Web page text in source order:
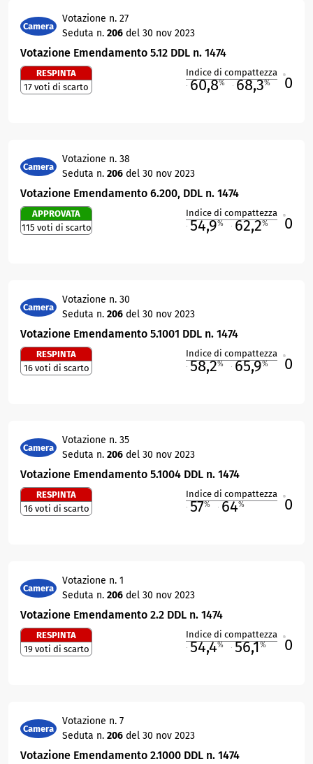
Camera
Votazione n. 27
Seduta n. 206 del 30 nov 2023
Votazione Emendamento 5.12 DDL n. 1474
RESPINTA
17 voti di scarto
Indice di compattezza
60,8% 68,3% 0
Camera
Votazione n. 38
Seduta n. 206 del 30 nov 2023
Votazione Emendamento 6.200, DDL n. 1474
APPROVATA
115 voti di scarto
Indice di compattezza
54,9% 62,2% 0
Camera
Votazione n. 30
Seduta n. 206 del 30 nov 2023
Votazione Emendamento 5.1001 DDL n. 1474
RESPINTA
16 voti di scarto
Indice di compattezza
58,2% 65,9% 0
Camera
Votazione n. 35
Seduta n. 206 del 30 nov 2023
Votazione Emendamento 5.1004 DDL n. 1474
RESPINTA
16 voti di scarto
Indice di compattezza
57% 64% 0
Camera
Votazione n. 1
Seduta n. 206 del 30 nov 2023
Votazione Emendamento 2.2 DDL n. 1474
RESPINTA
19 voti di scarto
Indice di compattezza
54,4% 56,1% 0
Camera
Votazione n. 7
Seduta n. 206 del 30 nov 2023
Votazione Emendamento 2.1000 DDL n. 1474